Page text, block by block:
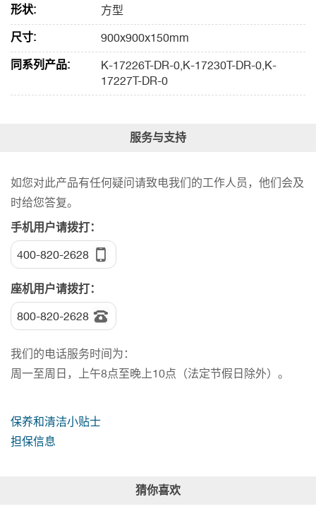
形状:
方型
尺寸:
900x900x150mm
同系列产品:
K-17226T-DR-0,K-17230T-DR-0,K-
17227T-DR-0
服务与支持
如您对此产品有任何疑问请致电我们的工作人员，他们会及
时给您答复。
手机用户请拨打：
400-820-2628
座机用户请拨打：
800-820-2628
我们的电话服务时间为：
周一至周日，上午8点至晚上10点（法定节假日除外）。
保养和清洁小贴士
担保信息
猜你喜欢